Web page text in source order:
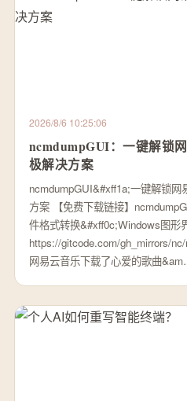
2026/8/6 10:25:06
ncmdumpGUI：一键解锁
极解决方案
ncmdumpGUI&#xff1a;一键解锁
方案 【免费下载链接】
件格式转换&#xff0c;Windows图形
https://gitcode.com/gh_mirrors/
网易云音乐下载了心爱的歌曲